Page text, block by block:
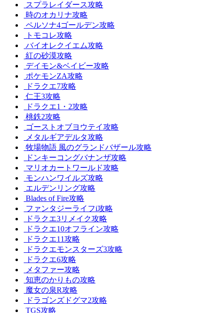
スプラレイダース攻略
時のオカリナ攻略
ペルソナ4ゴールデン攻略
トモコレ攻略
バイオレクイエム攻略
紅の砂漠攻略
デイモン&ベイビー攻略
ポケモンZA攻略
ドラクエ7攻略
仁王3攻略
ドラクエ1・2攻略
桃鉄2攻略
ゴーストオブヨウテイ攻略
メタルギアデルタ攻略
牧場物語 風のグランドバザール攻略
ドンキーコングバナンザ攻略
マリオカートワールド攻略
モンハンワイルズ攻略
エルデンリング攻略
Blades of Fire攻略
ファンタジーライフi攻略
ドラクエ3リメイク攻略
ドラクエ10オフライン攻略
ドラクエ11攻略
ドラクエモンスターズ3攻略
ドラクエ6攻略
メタファー攻略
知恵のかりもの攻略
魔女の泉R攻略
ドラゴンズドグマ2攻略
TGS攻略